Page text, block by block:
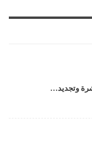
وتجديد…